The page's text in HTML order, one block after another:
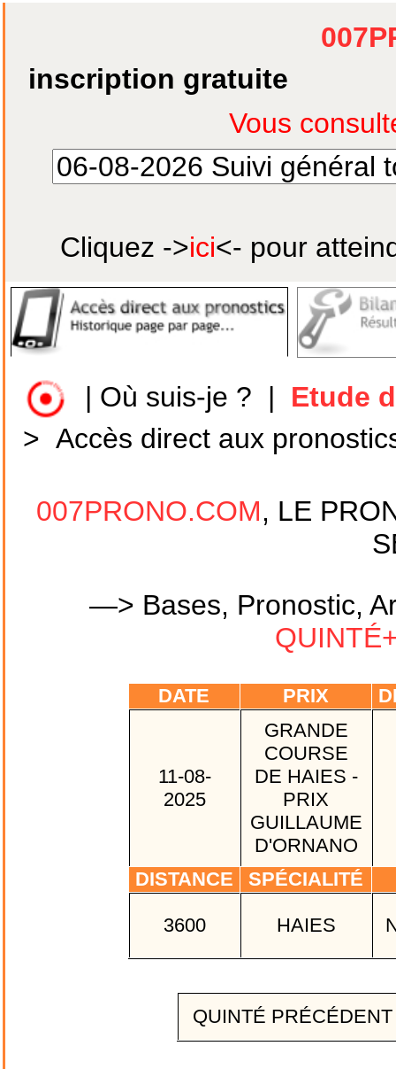
inscription gratuite
Cliquez ->ici<- pour
Où suis-je ?
Etude
>Accès direct aux
007PRONO.COM, LE
—> Bases, Pronostic,
DATE PRIX
11-08-
2025
GRANDE
COURSE
DE HAIES -
PRIX
GUILLAUME
D'ORNANO
DISTANCE
SPÉCIALITÉ
3600 HAIES
QUINTÉ